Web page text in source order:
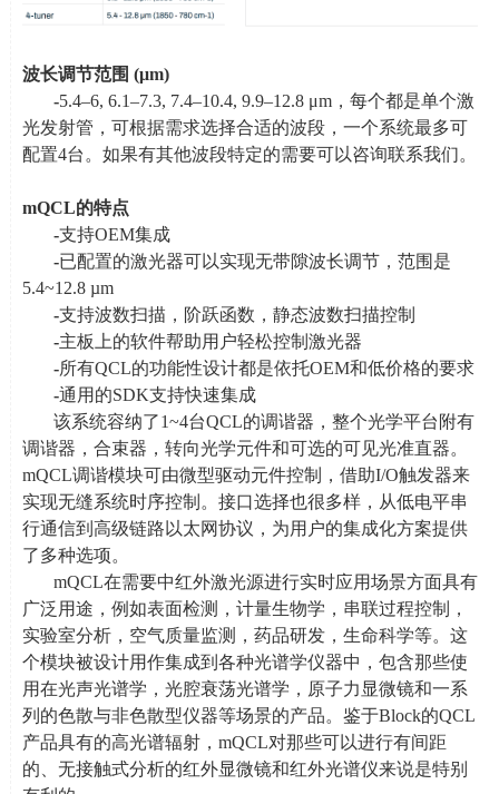
波长调节范围 (μm)
-5.4–6, 6.1–7.3, 7.4–10.4, 9.9–12.8 μm，每个都是单个激
光发射管，可根据需求选择合适的波段，一个系统最多可
配置4台。如果有其他波段特定的需要可以咨询联系我们。
mQCL的特点
-支持OEM集成
-已配置的激光器可以实现无带隙波长调节，范围是
5.4~12.8 µm
-支持波数扫描，阶跃函数，静态波数扫描控制
-主板上的软件帮助用户轻松控制激光器
-所有QCL的功能性设计都是依托OEM和低价格的要求
-通用的SDK支持快速集成
该系统容纳了1~4台QCL的调谐器，整个光学平台附有
调谐器，合束器，转向光学元件和可选的可见光准直器。
mQCL调谐模块可由微型驱动元件控制，借助I/O触发器来
实现无缝系统时序控制。接口选择也很多样，从低电平串
行通信到高级链路以太网协议，为用户的集成化方案提供
了多种选项。
mQCL在需要中红外激光源进行实时应用场景方面具有
广泛用途，例如表面检测，计量生物学，串联过程控制，
实验室分析，空气质量监测，药品研发，生命科学等。这
个模块被设计用作集成到各种光谱学仪器中，包含那些使
用在光声光谱学，光腔衰荡光谱学，原子力显微镜和一系
列的色散与非色散型仪器等场景的产品。鉴于Block的QCL
产品具有的高光谱辐射， mQCL对那些可以进行有间距
的、无接触式分析的红外显微镜和红外光谱仪来说是特别